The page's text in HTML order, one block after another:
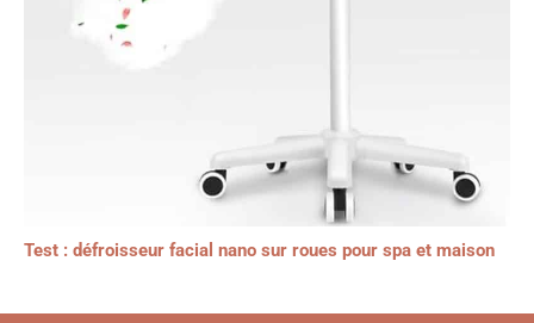
Test : défroisseur facial nano sur roues pour spa et maison